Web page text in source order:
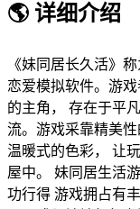
🌎 详细介绍
《妹同居长久活》
恋爱模拟软件。游
的主角， 存在于平
流。游戏采靠精美
温暖式的色彩， 让
屋中。 妹同居生活
功行得 游戏拥占有